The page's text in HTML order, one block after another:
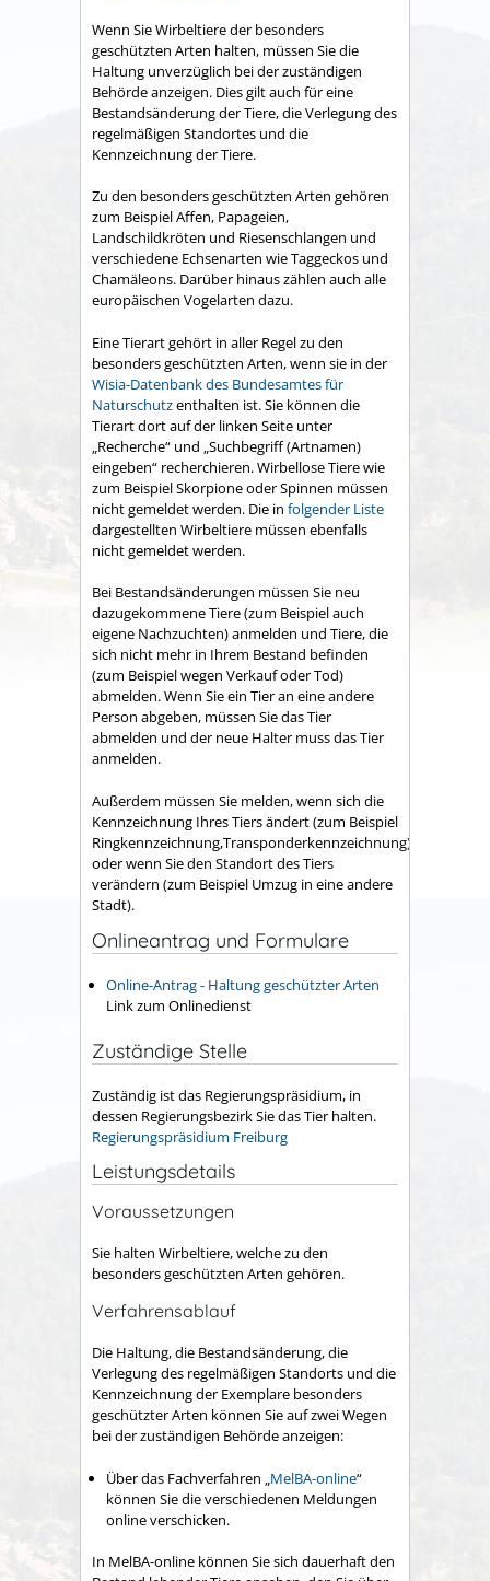
Wenn Sie Wirbeltiere der besonders
geschützten Arten halten, müssen Sie die
Haltung unverzüglich bei der zuständigen
Behörde anzeigen. Dies gilt auch für eine
Bestandsänderung der Tiere, die Verlegung des
regelmäßigen Standortes und die
Kennzeichnung der Tiere.
Zu den besonders geschützten Arten gehören
zum Beispiel Affen, Papageien,
Landschildkröten und Riesenschlangen und
verschiedene Echsenarten wie Taggeckos und
Chamäleons. Darüber hinaus zählen auch alle
europäischen Vogelarten dazu.
Eine Tierart gehört in aller Regel zu den
besonders geschützten Arten, wenn sie in der
Wisia-Datenbank des Bundesamtes für
Naturschutzenthalten ist. Sie können die
Tierart dort auf der linken Seite unter
„Recherche“ und „Suchbegriff (Artnamen)
eingeben“ recherchieren. Wirbellose Tiere wie
zum Beispiel Skorpione oder Spinnen müssen
nicht gemeldet werden. Die in folgender Liste
dargestellten Wirbeltiere müssen ebenfalls
nicht gemeldet werden.
Bei Bestandsänderungen müssen Sie neu
dazugekommene Tiere (zum Beispiel auch
eigene Nachzuchten) anmelden und Tiere, die
sich nicht mehr in Ihrem Bestand befinden
(zum Beispiel wegen Verkauf oder Tod)
abmelden. Wenn Sie ein Tier an eine andere
Person abgeben, müssen Sie das Tier
abmelden und der neue Halter muss das Tier
anmelden.
Außerdem müssen Sie melden, wenn sich die
Kennzeichnung Ihres Tiers ändert (zum Beispiel
Ringkennzeichnung,Transponderkennzeichnung)
oder wenn Sie den Standort des Tiers
verändern (zum Beispiel Umzug in eine andere
Stadt).
Onlineantrag und Formulare
Online-Antrag - Haltung geschützter Arten
Link zum Onlinedienst
Zuständige Stelle
Zuständig ist das Regierungspräsidium, in
dessen Regierungsbezirk Sie das Tier halten.
Regierungspräsidium Freiburg
Leistungsdetails
Voraussetzungen
Sie halten Wirbeltiere, welche zu den
besonders geschützten Arten gehören.
Verfahrensablauf
Die Haltung, die Bestandsänderung, die
Verlegung des regelmäßigen Standorts und die
Kennzeichnung der Exemplare besonders
geschützter Arten können Sie auf zwei Wegen
bei der zuständigen Behörde anzeigen:
Über das Fachverfahren „MelBA-online“
können Sie die verschiedenen Meldungen
online verschicken.
In MelBA-online können Sie sich dauerhaft den